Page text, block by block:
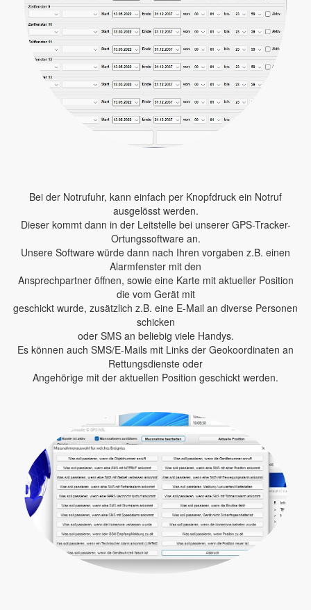
Bei der Notrufuhr, kann einfach per Knopfdruck ein Notruf
ausgelösst werden.
Dieser kommt dann in der Leitstelle bei unserer GPS-Tracker-
Ortungssoftware an.
Unsere Software würde dann nach Ihren vorgaben z.B. einen
Alarmfenster mit den
Ansprechpartner öffnen, sowie eine Karte mit aktueller Position
die vom Gerät mit
geschickt wurde, zusätzlich z.B. eine E-Mail an diverse Personen
schicken
oder SMS an beliebig viele Handys.
Es können auch SMS/E-Mails mit Links der Geokoordinaten an
Rettungsdienste oder
Angehörige mit der aktuellen Position geschickt werden.